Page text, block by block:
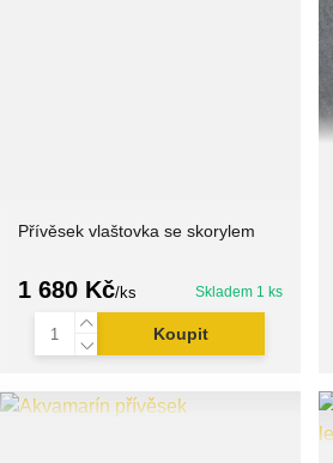
Přívěsek vlaštovka se skorylem
1 680 Kč/ks Skladem 1 ks
Koupit